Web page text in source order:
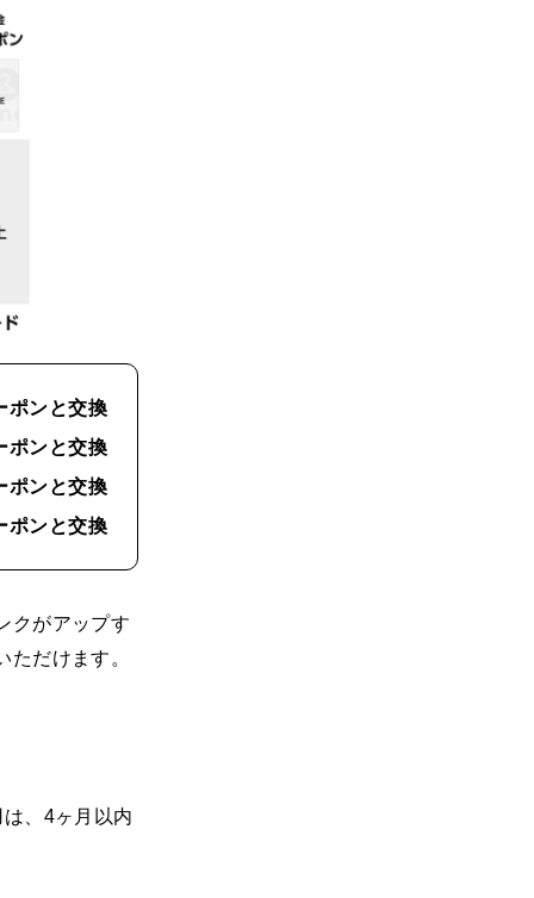
ポンと交換
ポンと交換
ポンと交換
ポンと交換
クがアップす
だけます。
、4ヶ月以内